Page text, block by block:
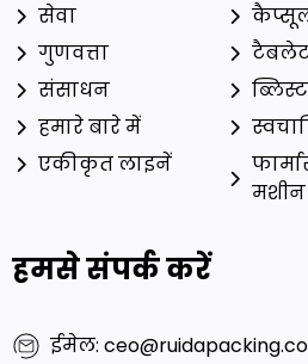
सेवा
गुणवत्ता
संसाधन
हमारे बारे में
एकीकृत लाइनें
मशीन
हमसे संपर्क करें
ईमेल: